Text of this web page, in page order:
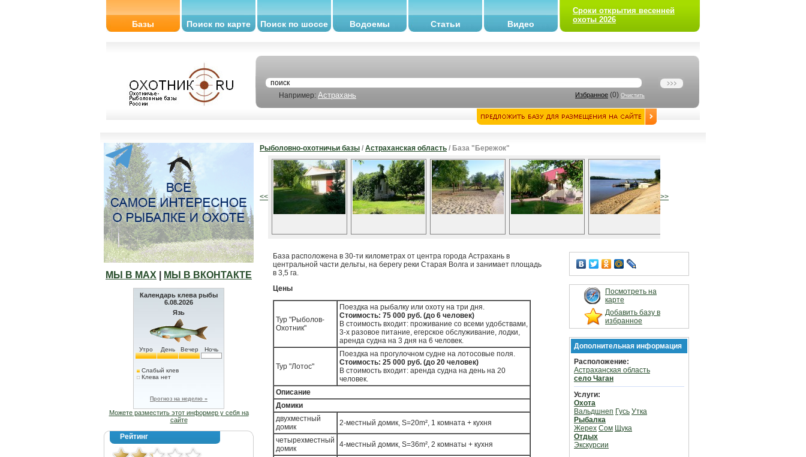
Базы Поиск по карте Поиск по шоссе Водоемы Статьи Видео
Сроки открытия весенней
охоты 2026
Например: Астрахань Избранное (0) Очистить
МЫ В МАХ МЫ В ВКОНТАКТЕ
Календарь клева рыбы
6.08.2026
Язь
Утро День Вечер Ночь
Слабый клев
Клева нет
Прогноз на неделю »
Можете разместить этот информер у себя на
сайте
Рейтинг
Рыболовно-охотничьи базы / Астраханская область / База "Бережок"
<< >>
База расположена в 30-ти километрах от центра города Астрахань в
центральной части дельты, на берегу реки Старая Волга и занимает площадь
в 3,5 га.
Цены
Тур "Рыболов-
Охотник"
Поездка на рыбалку или охоту на три дня.
Стоимость: 75 000 руб. (до 6 человек)
В стоимость входит: проживание со всеми удобствами,
3-х разовое питание, егерское обслуживание, лодки,
аренда судна на 3 дня на 6 человек.
Тур "Лотос"
Поездка на прогулочном судне на лотосовые поля.
Стоимость: 25 000 руб. (до 20 человек)
В стоимость входит: аренда судна на день на 20
человек.
Описание
Домики
двухместный
домик
2-местный домик, S=20m², 1 комната + кухня
четырехместный
домик
4-местный домик, S=36m², 2 комнаты + кухня
Посмотреть на
карте
Добавить базу в
избранное
Дополнительная информация
Расположение:
Астраханская область
село Чаган
Услуги:
Охота
Вальдшнеп Гусь Утка
Рыбалка
Жерех Сом Щука
Отдых
Экскурсии